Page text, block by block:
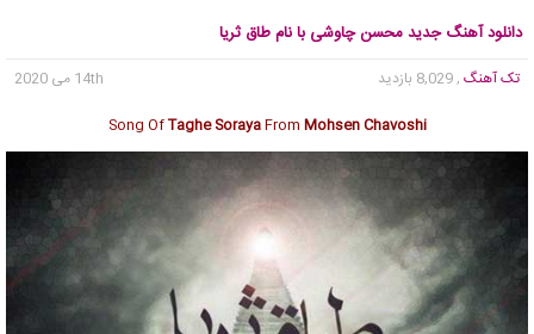
دانلود آهنگ جدید محسن چاوشی با نام طاق ثریا
تک آهنگ , 8,029 بازدید
14th می 2020
Song OfTaghe SorayaFrom Mohsen Chavoshi